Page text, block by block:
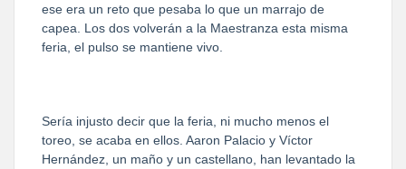
ese era un reto que pesaba lo que un marrajo de
capea. Los dos volverán a la Maestranza esta misma
feria, el pulso se mantiene vivo.
Sería injusto decir que la feria, ni mucho menos el
toreo, se acaba en ellos. Aaron Palacio y Víctor
Hernández, un maño y un castellano, han levantado la